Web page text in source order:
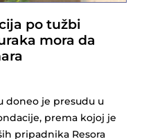
po tužbi
mora da
doneo je presudu u
prema kojoj je
pripadnika Resora